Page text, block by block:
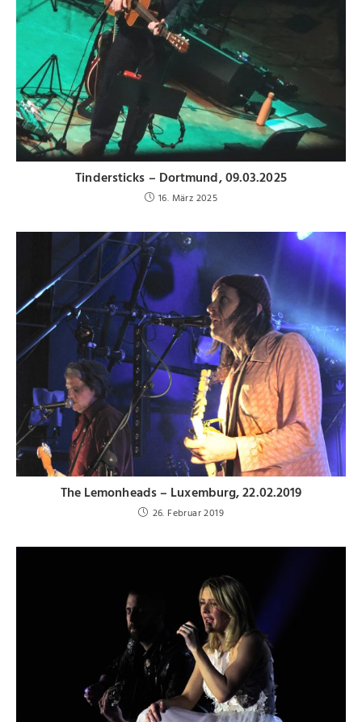
Tindersticks – Dortmund, 09.03.2025
16. März 2025
The Lemonheads – Luxemburg, 22.02.2019
26. Februar 2019